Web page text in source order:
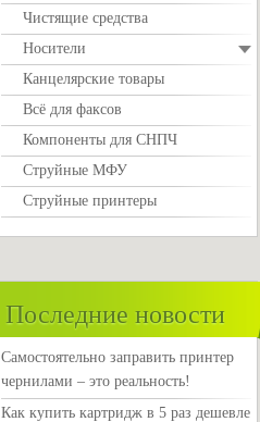
Чистящие средства
Носители
Канцелярские товары
Всё для факсов
Компоненты для СНПЧ
Струйные МФУ
Струйные принтеры
Последние новости
Самостоятельно заправить принтер
чернилами – это реальность!
Как купить картридж в 5 раз дешевле